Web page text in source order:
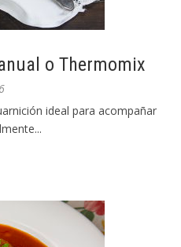
o Thermomix
ideal para acompañar